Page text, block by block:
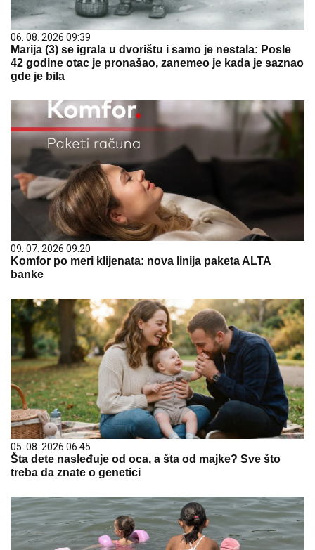
06. 08. 2026 09:39
Marija (3) se igrala u dvorištu i samo je nestala: Posle
42 godine otac je pronašao, zanemeo je kada je saznao
gde je bila
09. 07. 2026 09:20
Komfor po meri klijenata: nova linija paketa ALTA
banke
05. 08. 2026 06:45
Šta dete nasleđuje od oca, a šta od majke? Sve što
treba da znate o genetici